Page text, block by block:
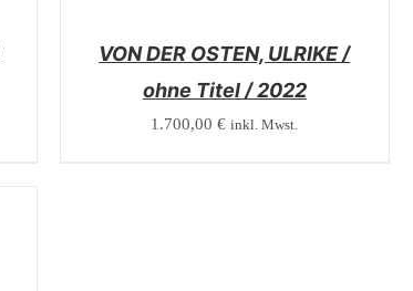
VON DER OSTEN, ULRIKE /
ohne Titel / 2022
1.700,00€ inkl. Mwst.